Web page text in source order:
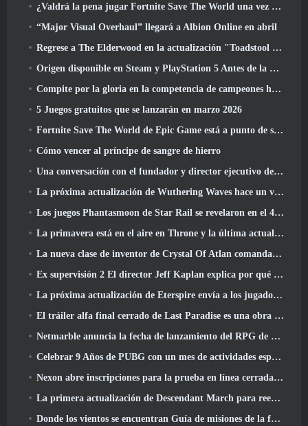
¿Valdrá la pena jugar Fortnite Save The World una vez que sea gratis??
“Major Visual Overhaul” llegará a Albion Online en abril
Regrese a The Elderwood en la actualización "Toadstool Tales" de Palia
Origen disponible en Steam y PlayStation 5 Antes de la marcha 23 Lanzamiento
Compite por la gloria en la competencia de campeones huecos de New Eridu en la próxima actualización de Zenless Zone Zero
5 Juegos gratuitos que se lanzarán en marzo 2026
Fortnite Save The World de Epic Game está a punto de ser un juego gratuito
Cómo vencer al príncipe de sangre de hierro
Una conversación con el fundador y director ejecutivo de Netmarble, Ken Kim, sobre MONGIL: Buceo estelar
La próxima actualización de Wuthering Waves hace un viaje al “lado oscuro”
Los juegos Phantasmoon de Star Rail se revelaron en el 4.1 Programa Especial
La primavera está en el aire en Throne y la última actualización de Liberty
La nueva clase de inventor de Crystal Of Atlan comanda a los Magitech Mechs en la batalla
Ex supervisión 2 El director Jeff Kaplan explica por qué dejó a Blizzard
La próxima actualización de Eterspire envía a los jugadores a las minas enanas
El tráiler alfa final cerrado de Last Paradise es una obra de arte pequeña pero aterradora
Netmarble anuncia la fecha de lanzamiento del RPG de acción para domesticar monstruos Mongil: Buceo estelar
Celebrar 9 Años de PUBG con un mes de actividades especiales
Nexon abre inscripciones para la prueba en línea cerrada de abril de MapleStory Classic World
La primera actualización de Descendant March para reequilibrar el Sharen y presentar contenido nuevo
Donde los vientos se encuentran Guía de misiones de la fortaleza de Whitecrown